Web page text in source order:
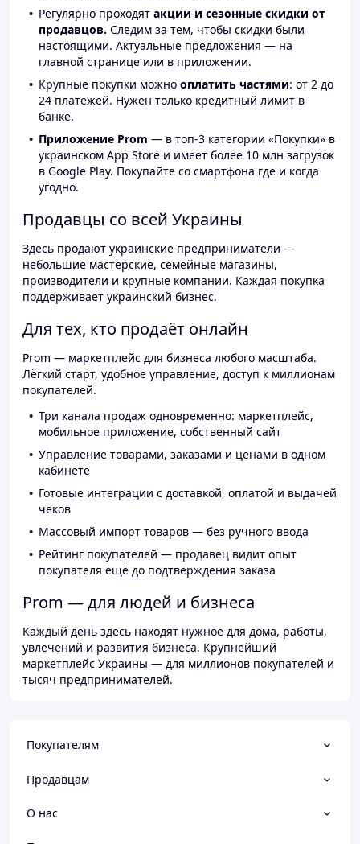
Регулярно проходят акции и сезонные скидки от
продавцов. Следим за тем, чтобы скидки были
настоящими. Актуальные предложения — на
главной странице или в приложении.
Крупные покупки можно оплатить частями: от 2 до
24 платежей. Нужен только кредитный лимит в
банке.
Приложение Prom — в топ-3 категории «Покупки» в
украинском App Store и имеет более 10 млн загрузок
в Google Play. Покупайте со смартфона где и когда
угодно.
Продавцы со всей Украины
Здесь продают украинские предприниматели —
небольшие мастерские, семейные магазины,
производители и крупные компании. Каждая покупка
поддерживает украинский бизнес.
Для тех, кто продаёт онлайн
Prom — маркетплейс для бизнеса любого масштаба.
Лёгкий старт, удобное управление, доступ к миллионам
покупателей.
Три канала продаж одновременно: маркетплейс,
мобильное приложение, собственный сайт
Управление товарами, заказами и ценами в одном
кабинете
Готовые интеграции с доставкой, оплатой и выдачей
чеков
Массовый импорт товаров — без ручного ввода
Рейтинг покупателей — продавец видит опыт
покупателя ещё до подтверждения заказа
Prom — для людей и бизнеса
Каждый день здесь находят нужное для дома, работы,
увлечений и развития бизнеса. Крупнейший
маркетплейс Украины — для миллионов покупателей и
тысяч предпринимателей.
Покупателям
Продавцам
О нас